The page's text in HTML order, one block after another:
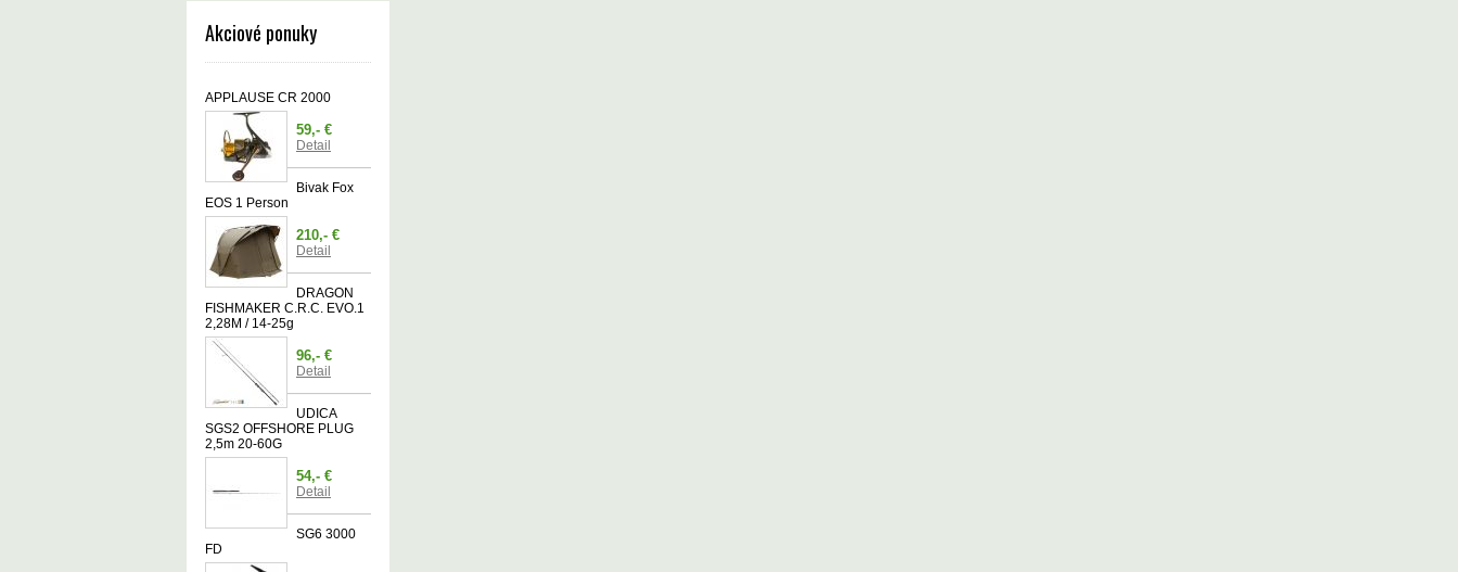
Akciové ponuky
APPLAUSE CR 2000
59,- €
Detail
Bivak Fox
EOS 1 Person
210,- €
Detail
DRAGON
FISHMAKER C.R.C. EVO.1
2,28M / 14-25g
96,- €
Detail
UDICA
SGS2 OFFSHORE PLUG
2,5m 20-60G
54,- €
Detail
SG6 3000
FD